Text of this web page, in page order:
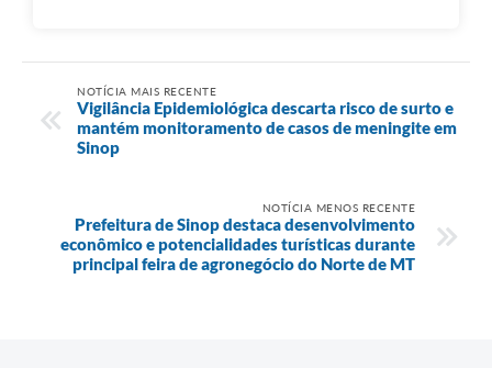
NOTÍCIA MAIS RECENTE
Vigilância Epidemiológica descarta risco de surto e
mantém monitoramento de casos de meningite em
Sinop
NOTÍCIA MENOS RECENTE
Prefeitura de Sinop destaca desenvolvimento
econômico e potencialidades turísticas durante
principal feira de agronegócio do Norte de MT